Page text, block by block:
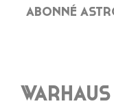
ABONNÉ